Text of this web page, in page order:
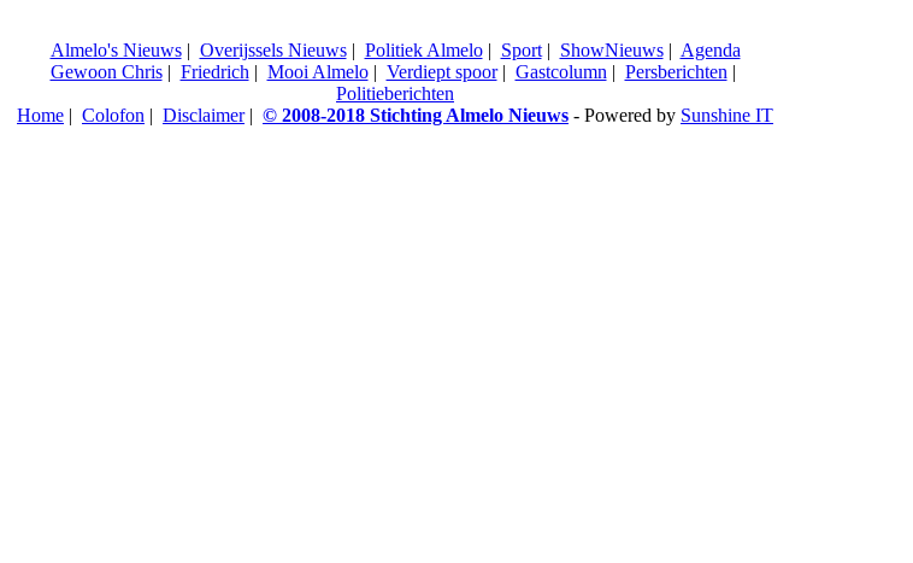
Almelo's Nieuws| Overijssels Nieuws| Politiek Almelo| Sport| ShowNieuws| Agenda
Gewoon Chris| Friedrich| Mooi Almelo| Verdiept spoor| Gastcolumn| Persberichten|
Politieberichten
Home | Colofon | Disclaimer| © 2008-2018 Stichting Almelo Nieuws - Powered by Sunshine IT